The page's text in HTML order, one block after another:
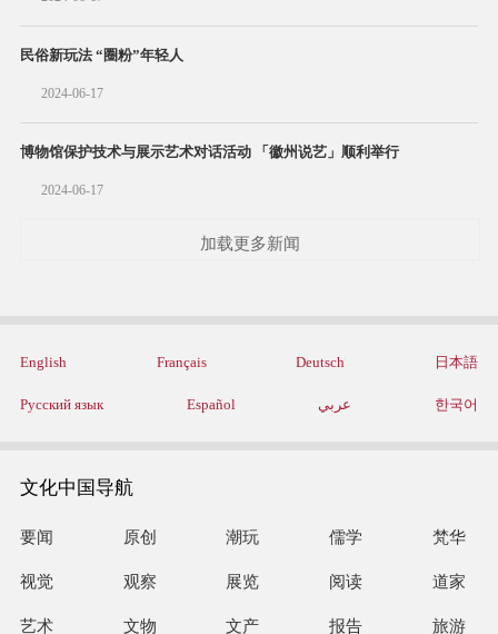
民俗新玩法 “圈粉”年轻人
2024-06-17
博物馆保护技术与展示艺术对话活动 「徽州说艺」顺利举行
2024-06-17
加载更多新闻
English Français Deutsch 日本語
Русский язык Español عربي 한국어
文化中国导航
要闻 原创 潮玩 儒学 梵华
视觉 观察 展览 阅读 道家
艺术 文物 文产 报告 旅游